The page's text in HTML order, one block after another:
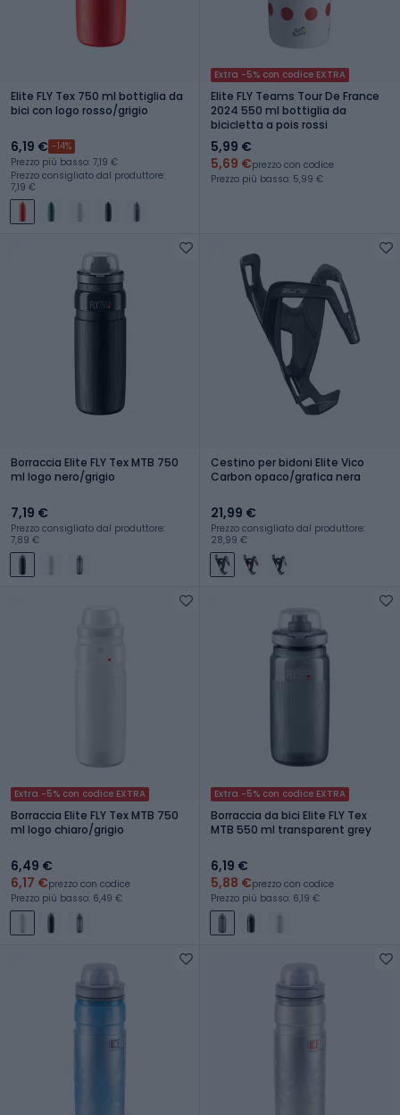
Elite FLY Tex 750 ml bottiglia da
bici con logo rosso/grigio
6,19 € -14%
Prezzo più basso: 7,19 €
Prezzo consigliato dal produttore:
7,19 €
Extra -5% con codice EXTRA
Elite FLY Teams Tour De France
2024 550 ml bottiglia da
bicicletta a pois rossi
5,99 €
5,69 €prezzo con codice
Prezzo più basso: 5,99 €
Borraccia Elite FLY Tex MTB 750
ml logo nero/grigio
7,19 €
Prezzo consigliato dal produttore:
7,89 €
Cestino per bidoni Elite Vico
Carbon opaco/grafica nera
21,99 €
Prezzo consigliato dal produttore:
28,99 €
Extra -5% con codice EXTRA
Borraccia Elite FLY Tex MTB 750
ml logo chiaro/grigio
6,49 €
6,17 €prezzo con codice
Prezzo più basso: 6,49 €
Extra -5% con codice EXTRA
Borraccia da bici Elite FLY Tex
MTB 550 ml transparent grey
6,19 €
5,88 €prezzo con codice
Prezzo più basso: 6,19 €